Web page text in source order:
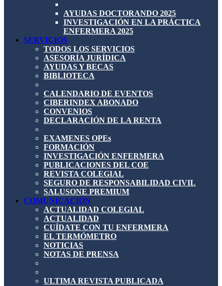
AYUDAS DOCTORANDO 2025
INVESTIGACIÓN EN LA PRÁCTICA
ENFERMERA 2025
SERVICIOS
TODOS LOS SERVICIOS
ASESORÍA JURÍDICA
AYUDAS Y BECAS
BIBLIOTECA
CALENDARIO DE EVENTOS
CIBERINDEX ABONADO
CONVENIOS
DECLARACIÓN DE LA RENTA
EXAMENES OPEs
FORMACIÓN
INVESTIGACIÓN ENFERMERA
PUBLICACIONES DEL COE
REVISTA COLEGIAL
SEGURO DE RESPONSABILIDAD CIVIL
SALUSONE PREMIUM
COMUNICACIÓN
ACTUALIDAD COLEGIAL
ACTUALIDAD
CUÍDATE CON TU ENFERMERA
EL TERMÓMETRO
NOTICIAS
NOTAS DE PRENSA
ULTIMA REVISTA PUBLICADA